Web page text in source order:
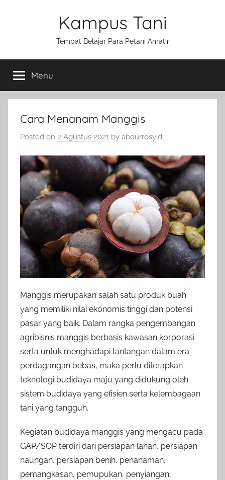
Kampus Tani
Tempat Belajar Para Petani Amatir
Menu
Cara Menanam Manggis
Posted on 2 Agustus 2021 by abdurrosyid
Manggis merupakan salah satu produk buah
yang memiliki nilai ekonomis tinggi dan potensi
pasar yang baik. Dalam rangka pengembangan
agribisnis manggis berbasis kawasan korporasi
serta untuk menghadapi tantangan dalam era
perdagangan bebas, maka perlu diterapkan
teknologi budidaya maju yang didukung oleh
sistem budidaya yang efisien serta kelembagaan
tani yang tangguh.
Kegiatan budidaya manggis yang mengacu pada
GAP/SOP terdiri dari persiapan lahan, persiapan
naungan, persiapan benih, penanaman,
pemangkasan, pemupukan, penyiangan,